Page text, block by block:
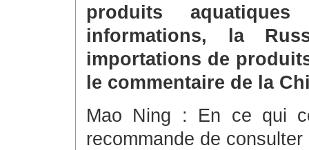
produits
informations, la
importations de
le commentaire de la
Mao Ning : En ce qui
recommande de